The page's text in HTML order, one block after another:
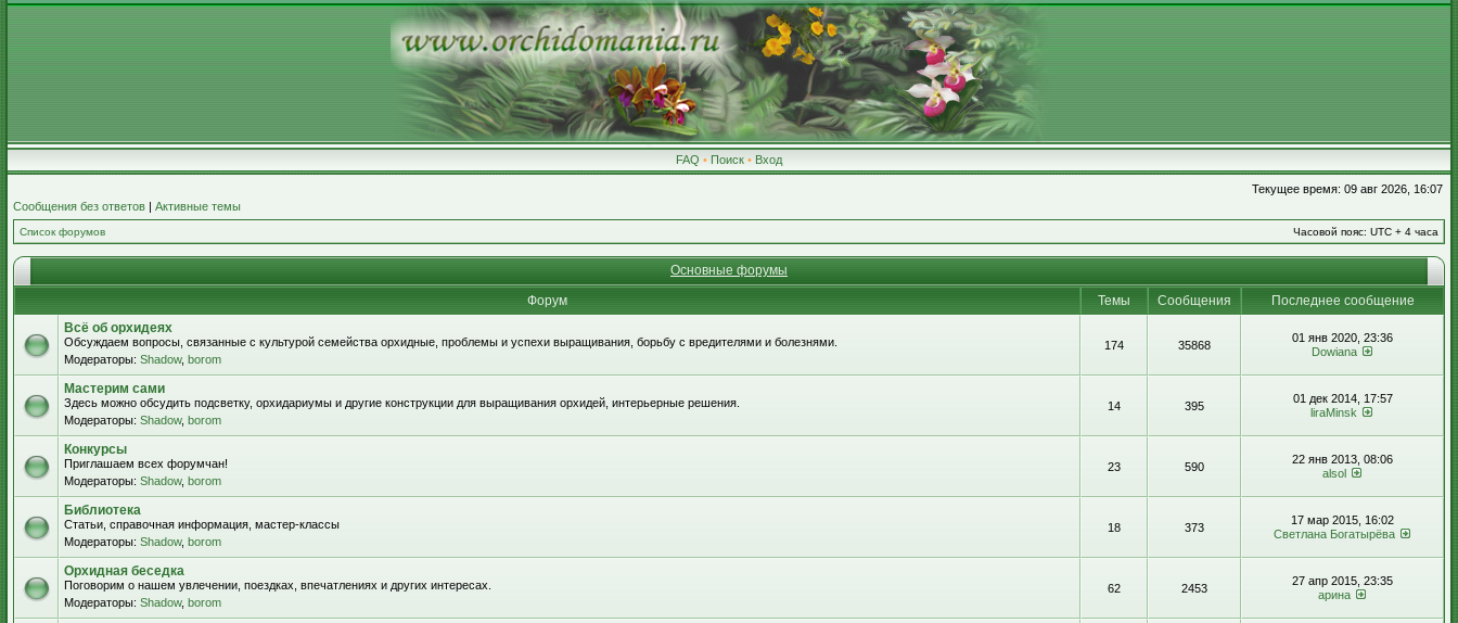
FAQ • Поиск • Вход
Текущее время: 09 авг 2026, 16:07
Сообщения без ответов | Активные темы
Список форумов Часовой пояс: UTC + 4 часа
Основные форумы
Форум
Темы Сообщения
Последнее сообщение
Всё об орхидеях
Обсуждаем вопросы, связанные с культурой семейства орхидные, проблемы и успехи выращивания, борьбу с вредителями и болезнями.
Модераторы: Shadow, borom
174 35868
01 янв 2020, 23:36
Dowiana
Мастерим сами
Здесь можно обсудить подсветку, орхидариумы и другие конструкции для выращивания орхидей, интерьерные решения.
Модераторы: Shadow, borom
14 395
01 дек 2014, 17:57
liraMinsk
Конкурсы
Приглашаем всех форумчан!
Модераторы: Shadow, borom
23 590
22 янв 2013, 08:06
alsol
Библиотека
Статьи, справочная информация, мастер-классы
Модераторы: Shadow, borom
18 373
17 мар 2015, 16:02
Светлана Богатырёва
Орхидная беседка
Поговорим о нашем увлечении, поездках, впечатлениях и других интересах.
Модераторы: Shadow, borom
62 2453
27 апр 2015, 23:35
арина